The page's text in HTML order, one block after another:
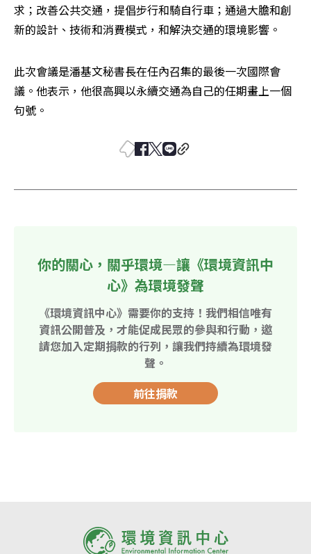
求；改善公共交通，提倡步行和騎自行車；通過大膽和創
新的設計、技術和消費模式，和解決交通的環境影響。
此次會議是潘基文秘書長在任內召集的最後一次國際會
議。他表示，他很高興以永續交通為自己的任期畫上一個
句號。
你的關心，關乎環境—讓《環境資訊中
心》為環境發聲
《環境資訊中心》需要你的支持！我們相信唯有
資訊公開普及，才能促成民眾的參與和行動，邀
請您加入定期捐款的行列，讓我們持續為環境發
聲。
前往捐款